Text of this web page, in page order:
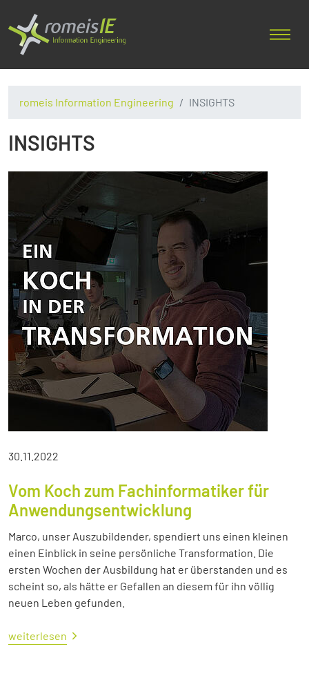
romeis Information Engineering INSIGHTS
INSIGHTS
30.11.2022
Vom Koch zum Fachinformatiker für
Anwendungsentwicklung
Marco, unser Auszubildender, spendiert uns einen kleinen
einen Einblick in seine persönliche Transformation. Die
ersten Wochen der Ausbildung hat er überstanden und es
scheint so, als hätte er Gefallen an diesem für ihn völlig
neuen Leben gefunden.
weiterlesen